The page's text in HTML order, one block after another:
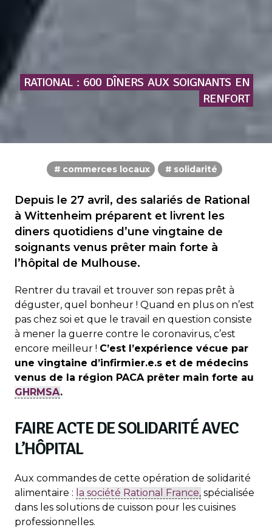
RATIONAL : 600 DÎNERS AUX SOIGNANTS EN
RENFORT
commerces locaux solidarité
Depuis le 27 avril, des salariés de Rational
à Wittenheim préparent et livrent les
diners quotidiens d’une vingtaine de
soignants venus prêter main forte à
l’hôpital de Mulhouse.
Rentrer du travail et trouver son repas prêt à
déguster, quel bonheur ! Quand en plus on n’est
pas chez soi et que le travail en question consiste
à mener la guerre contre le coronavirus, c’est
encore meilleur ! C’est l’expérience vécue par
une vingtaine d’infirmier.e.s et de médecins
venus de la région PACA prêter main forte au
GHRMSA.
FAIRE ACTE DE SOLIDARITÉ AVEC
L’HÔPITAL
Aux commandes de cette opération de solidarité
alimentaire : la société Rational France, spécialisée
dans les solutions de cuisson pour les cuisines
professionnelles.